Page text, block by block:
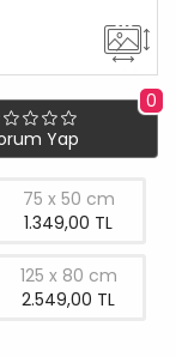
0
Yap
75 x 50 cm
1.349,00 TL
125 x 80 cm
2.549,00 TL